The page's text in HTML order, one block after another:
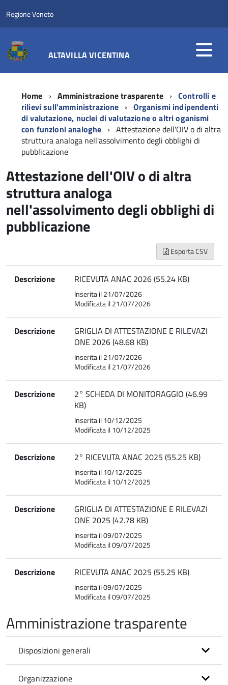
Regione Veneto
ALTAVILLA VICENTINA
Home Amministrazione trasparente
Controlli e
rilievi sull'amministrazione
Organismi indipendenti
di valutazione, nuclei di valutazione o altri oganismi
con funzioni analoghe
Attestazione dell'OIV o di altra
struttura analoga nell'assolvimento degli obblighi di
pubblicazione
Attestazione dell'OIV o di altra
struttura analoga
nell'assolvimento degli obblighi di
pubblicazione
Esporta CSV
Descrizione RICEVUTA ANAC 2026 (55.24 KB)
Inserita il 21/07/2026
Modificata il 21/07/2026
Descrizione
GRIGLIA DI ATTESTAZIONE E RILEVAZI
ONE 2026 (48.68 KB)
Inserita il 21/07/2026
Modificata il 21/07/2026
Descrizione
2° SCHEDA DI MONITORAGGIO (46.99
KB)
Inserita il 10/12/2025
Modificata il 10/12/2025
Descrizione 2° RICEVUTA ANAC 2025 (55.25 KB)
Inserita il 10/12/2025
Modificata il 10/12/2025
Descrizione
GRIGLIA DI ATTESTAZIONE E RILEVAZI
ONE 2025 (42.78 KB)
Inserita il 09/07/2025
Modificata il 09/07/2025
Descrizione RICEVUTA ANAC 2025 (55.25 KB)
Inserita il 09/07/2025
Modificata il 09/07/2025
Amministrazione trasparente
Disposizioni generali
Organizzazione